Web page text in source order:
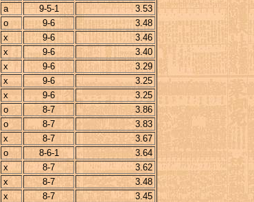
a 9-5-1
3.53
o 9-6
3.48
x 9-6
3.46
x 9-6
3.40
x 9-6
3.29
x 9-6
3.25
x 9-6
3.25
o 8-7
3.86
o 8-7
3.83
x 8-7
3.67
o 8-6-1
3.64
x 8-7
3.62
x 8-7
3.48
x 8-7
3.45